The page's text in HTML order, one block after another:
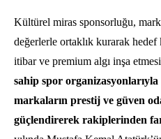
Kültürel miras sponsorluğu,
değerlerle ortaklık kurarak
itibar ve premium algı inşa
sahip spor
markaların prestij ve güven
güçlendirerek rakiplerinden